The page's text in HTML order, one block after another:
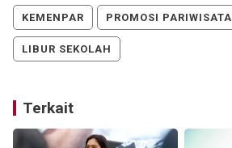
KEMENPAR PROMOSI PARIWISATA
LIBUR SEKOLAH
Terkait